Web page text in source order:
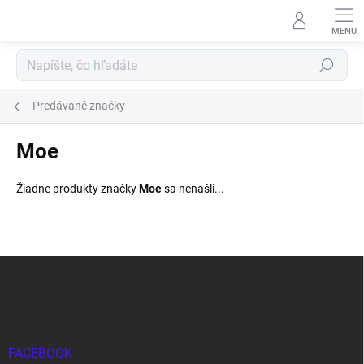
Hľadať
Predávané značky
Moe
Žiadne produkty značkyMoesa nenašli...
FACEBOOK